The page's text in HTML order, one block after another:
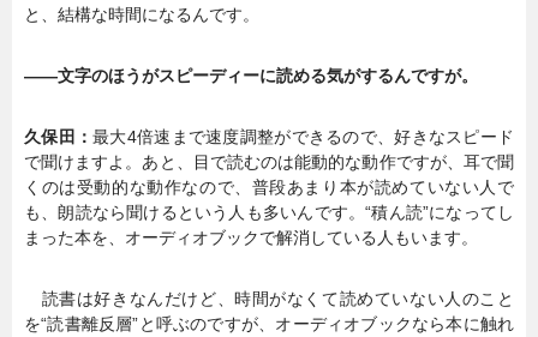
と、結構な時間になるんです。
――文字のほうがスピーディーに読める気がするんですが。
久保田：最大4倍速まで速度調整ができるので、好きなスピード
で聞けますよ。あと、目で読むのは能動的な動作ですが、耳で聞
くのは受動的な動作なので、普段あまり本が読めていない人で
も、朗読なら聞けるという人も多いんです。“積ん読”になってし
まった本を、オーディオブックで解消している人もいます。
読書は好きなんだけど、時間がなくて読めていない人のこと
を“読書離反層”と呼ぶのですが、オーディオブックなら本に触れ